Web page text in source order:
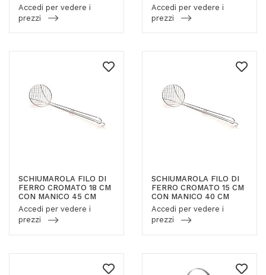
Accedi per vedere i
prezzi
Accedi per vedere i
prezzi
SCHIUMAROLA FILO DI
FERRO CROMATO 18 CM
CON MANICO 45 CM
Accedi per vedere i
prezzi
SCHIUMAROLA FILO DI
FERRO CROMATO 15 CM
CON MANICO 40 CM
Accedi per vedere i
prezzi